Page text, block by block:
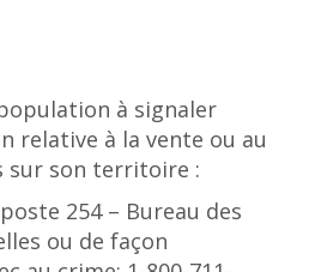
à signaler
relative à la vente ou au
sur son territoire :
254 – Bureau des
ou de façon